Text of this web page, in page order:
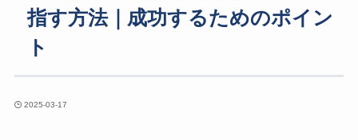
指す方法｜成功するためのポイン
ト
2025-03-17